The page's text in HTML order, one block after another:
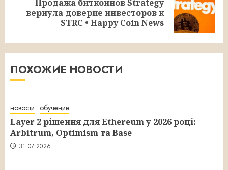
Следующая
Продажа биткоинов Strategy
вернула доверие инвесторов к
STRC • Happy Coin News
ПОХОЖИЕ НОВОСТИ
новости обучение
Layer 2 рішення для Ethereum у 2026 році:
Arbitrum, Optimism та Base
31.07.2026